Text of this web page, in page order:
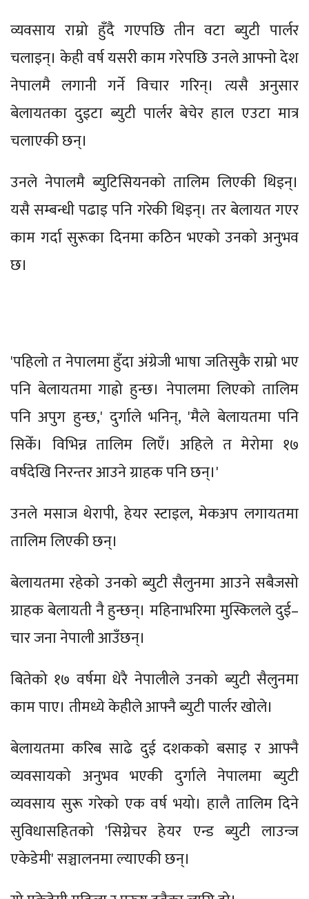
व्यवसाय राम्रो हुँदै गएपछि तीन वटा ब्युटी पार्लर
चलाइन्। केही वर्ष यसरी काम गरेपछि उनले आफ्नो देश
नेपालमै लगानी गर्ने विचार गरिन्। त्यसै अनुसार
बेलायतका दुइटा ब्युटी पार्लर बेचेर हाल एउटा मात्र
चलाएकी छन्।
उनले नेपालमै ब्युटिसियनको तालिम लिएकी थिइन्।
यसै सम्बन्धी पढाइ पनि गरेकी थिइन्। तर बेलायत गएर
काम गर्दा सुरूका दिनमा कठिन भएको उनको अनुभव
छ।
'पहिलो त नेपालमा हुँदा अंग्रेजी भाषा जतिसुकै राम्रो भए
पनि बेलायतमा गाह्रो हुन्छ। नेपालमा लिएको तालिम
पनि अपुग हुन्छ,' दुर्गाले भनिन्, 'मैले बेलायतमा पनि
सिकेँ। विभिन्न तालिम लिएँ। अहिले त मेरोमा १७
वर्षदेखि निरन्तर आउने ग्राहक पनि छन्।'
उनले मसाज थेरापी, हेयर स्टाइल, मेकअप लगायतमा
तालिम लिएकी छन्।
बेलायतमा रहेको उनको ब्युटी सैलुनमा आउने सबैजसो
ग्राहक बेलायती नै हुन्छन्। महिनाभरिमा मुस्किलले दुई–
चार जना नेपाली आउँछन्।
बितेको १७ वर्षमा धेरै नेपालीले उनको ब्युटी सैलुनमा
काम पाए। तीमध्ये केहीले आफ्नै ब्युटी पार्लर खोले।
बेलायतमा करिब साढे दुई दशकको बसाइ र आफ्नै
व्यवसायको अनुभव भएकी दुर्गाले नेपालमा ब्युटी
व्यवसाय सुरू गरेको एक वर्ष भयो। हालै तालिम दिने
सुविधासहितको 'सिग्नेचर हेयर एन्ड ब्युटी लाउन्ज
एकेडेमी' सञ्चालनमा ल्याएकी छन्।